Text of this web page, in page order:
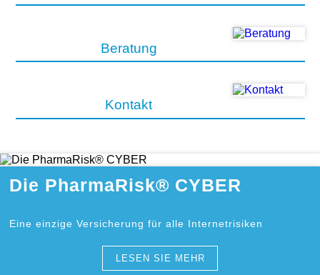
Beratung
Kontakt
Die PharmaRisk® CYBER
Eine einzige Versicherung für alle Internetrisiken
LESEN SIE MEHR